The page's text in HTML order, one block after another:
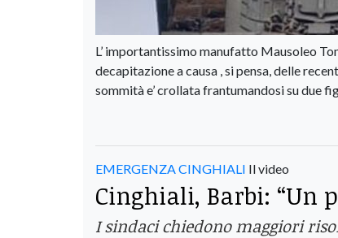
L’ importantissimo manufatto Mausoleo
decapitazione a causa , si pensa, delle
sommità e’ crollata frantumandosi su due
EMERGENZA CINGHIALI Il video
Cinghiali, Barbi: “Un
I sindaci chiedono maggiori